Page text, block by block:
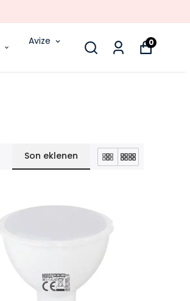
Avize 0
Son eklenen